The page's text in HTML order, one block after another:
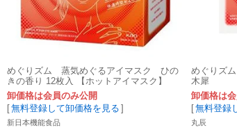
めぐりズム 蒸気めぐるアイマスク ひの
きの香り 12枚入 【ホットアイマスク】
卸価格は会員のみ公開
[無料登録して卸価格を見る ]
新日本機能食品
めぐりズ
木犀
卸価格は
[無料登録
丸辰